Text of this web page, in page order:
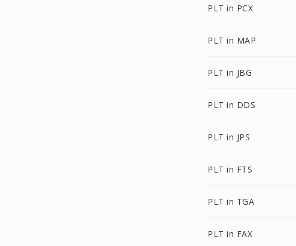
PLT in PCX
PLT in MAP
PLT in JBG
PLT in DDS
PLT in JPS
PLT in FTS
PLT in TGA
PLT in FAX